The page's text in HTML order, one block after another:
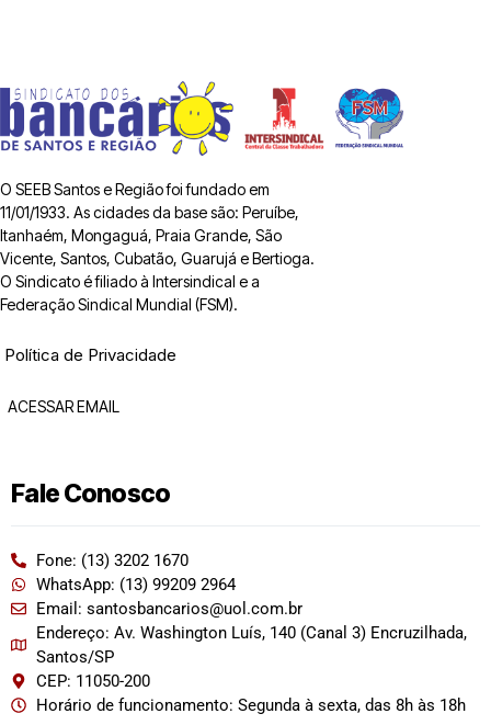
O SEEB Santos e Região foi fundado em
11/01/1933. As cidades da base são: Peruíbe,
Itanhaém, Mongaguá, Praia Grande, São
Vicente, Santos, Cubatão, Guarujá e Bertioga.
O Sindicato é filiado à Intersindical e a
Federação Sindical Mundial (FSM).
Política de Privacidade
ACESSAR EMAIL
Fale Conosco
Fone: (13) 3202 1670
WhatsApp: (13) 99209 2964
Email: santosbancarios@uol.com.br
Endereço: Av. Washington Luís, 140 (Canal 3) Encruzilhada,
Santos/SP
CEP: 11050-200
Horário de funcionamento: Segunda à sexta, das 8h às 18h